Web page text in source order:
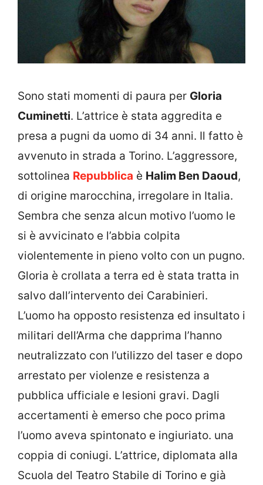
Sono stati momenti di paura per Gloria
Cuminetti. L’attrice è stata aggredita e
presa a pugni da uomo di 34 anni. Il fatto è
avvenuto in strada a Torino. L’aggressore,
sottolinea Repubblica è Halim Ben Daoud,
di origine marocchina, irregolare in Italia.
Sembra che senza alcun motivo l’uomo le
si è avvicinato e l’abbia colpita
violentemente in pieno volto con un pugno.
Gloria è crollata a terra ed è stata tratta in
salvo dall’intervento dei Carabinieri.
L’uomo ha opposto resistenza ed insultato i
militari dell’Arma che dapprima l’hanno
neutralizzato con l’utilizzo del taser e dopo
arrestato per violenze e resistenza a
pubblica ufficiale e lesioni gravi. Dagli
accertamenti è emerso che poco prima
l’uomo aveva spintonato e ingiuriato. una
coppia di coniugi. L’attrice, diplomata alla
Scuola del Teatro Stabile di Torino e già